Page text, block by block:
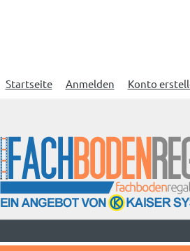
Startseite Anmelden Konto